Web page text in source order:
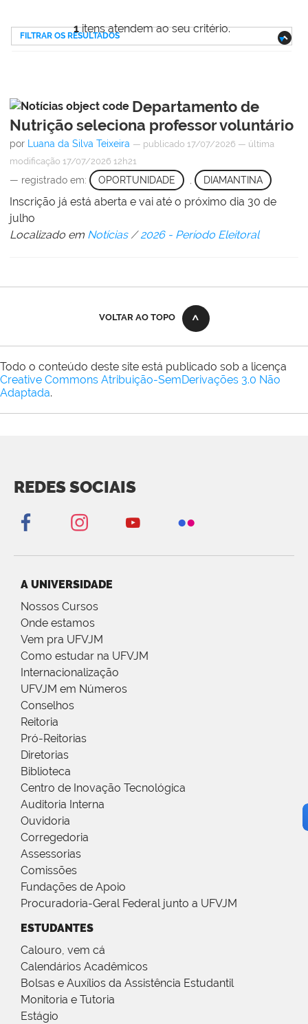
1itens atendem ao seu critério.
FILTRAR OS RESULTADOS
Departamento de
Nutrição seleciona professor voluntário
por Luana da Silva Teixeira — publicado 17/07/2026 — última
modificação 17/07/2026 12h21
— registrado em: OPORTUNIDADE DIAMANTINA
Inscrição já está aberta e vai até o próximo dia 30 de
julho
Localizado em Notícias /2026 - Período Eleitoral
VOLTAR AO TOPO
Todo o conteúdo deste site está publicado sob a licença
Creative Commons Atribuição-SemDerivações 3.0 Não
Adaptada.
REDES SOCIAIS
A UNIVERSIDADE
Nossos Cursos
Onde estamos
Vem pra UFVJM
Como estudar na UFVJM
Internacionalização
UFVJM em Números
Conselhos
Reitoria
Pró-Reitorias
Diretorias
Biblioteca
Centro de Inovação Tecnológica
Auditoria Interna
Ouvidoria
Corregedoria
Assessorias
Comissões
Fundações de Apoio
Procuradoria-Geral Federal junto a UFVJM
ESTUDANTES
Calouro, vem cá
Calendários Acadêmicos
Bolsas e Auxílios da Assistência Estudantil
Monitoria e Tutoria
Estágio